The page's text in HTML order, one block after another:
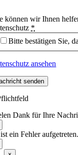
können wir Ihnen
*
Bitte bestätigen Sie,
ansehen
senden
Dank für Ihre
ein Fehler